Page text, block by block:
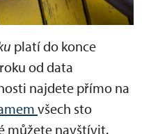
platí do konce
od data
najdete přímo na
všech sto
můžete navštívit.